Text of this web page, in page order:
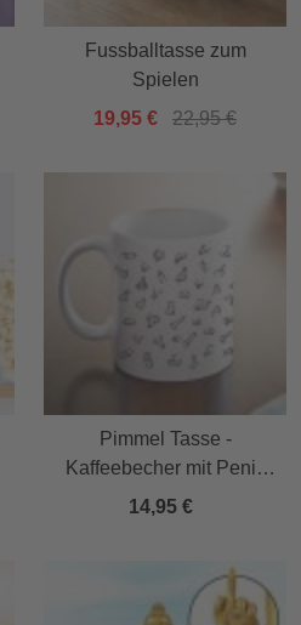
Fussballtasse zum
Spielen
19,95 €
22,95 €
Pimmel Tasse -
Kaffeebecher mit Penis
Druck
14,95 €